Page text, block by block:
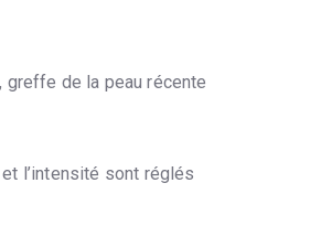
de la peau récente
l’intensité sont réglés